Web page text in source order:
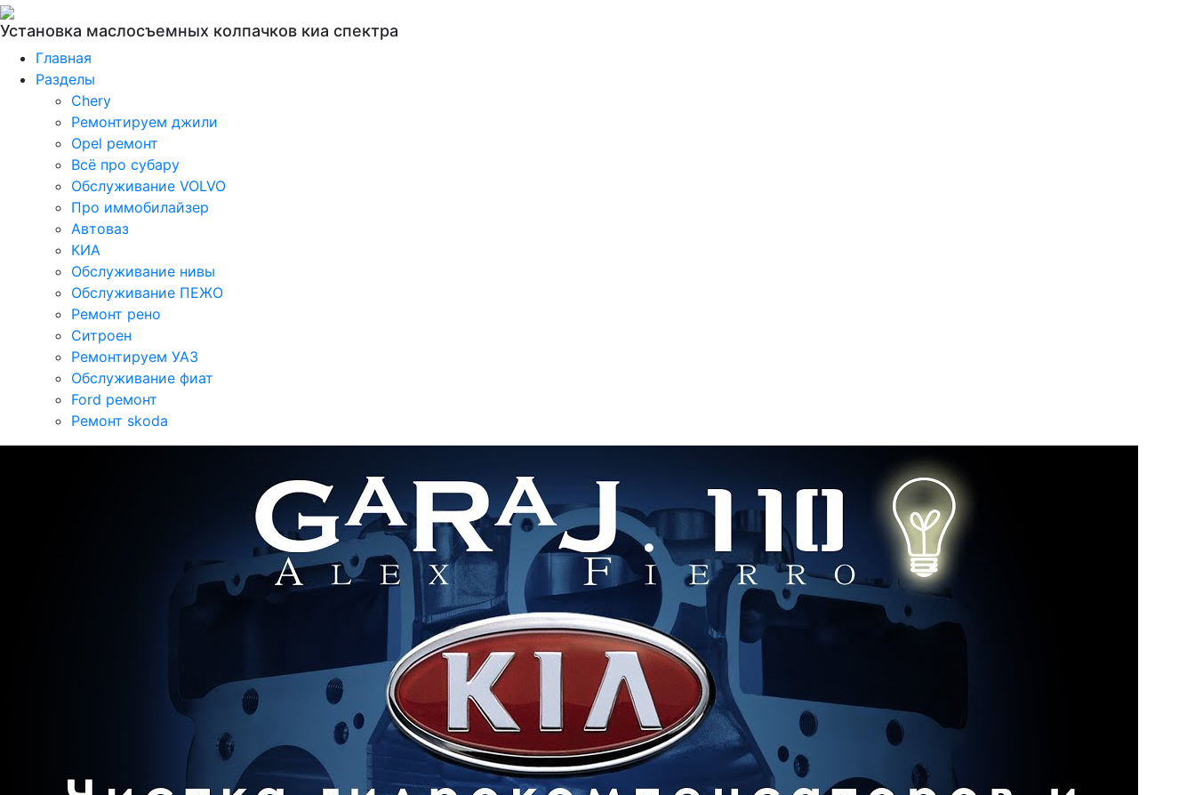
Установка маслосъемных колпачков киа спектра
Главная
Разделы
Chery
Ремонтируем джили
Opel ремонт
Всё про субару
Обслуживание VOLVO
Про иммобилайзер
Автоваз
КИА
Обслуживание нивы
Обслуживание ПЕЖО
Ремонт рено
Ситроен
Ремонтируем УАЗ
Обслуживание фиат
Ford ремонт
Ремонт skoda